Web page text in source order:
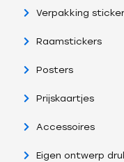
Verpakking
Raamstickers
Posters
Prijskaartjes
Accessoires
Eigen ontwerp